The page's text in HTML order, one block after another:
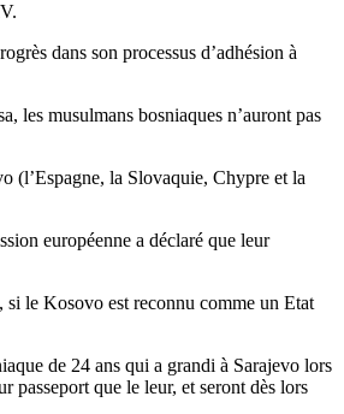
dans son processus d’adhésion à
les musulmans bosniaques n’auront pas
(l’Espagne, la Slovaquie, Chypre et la
européenne a déclaré que leur
si le Kosovo est reconnu comme un Etat
de 24 ans qui a grandi à Sarajevo lors
passeport que le leur, et seront dès lors